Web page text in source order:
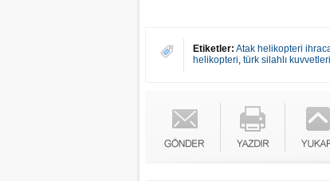
Etiketler: Atak helikopteri
helikopteri, türk silahlı kuvvetleri